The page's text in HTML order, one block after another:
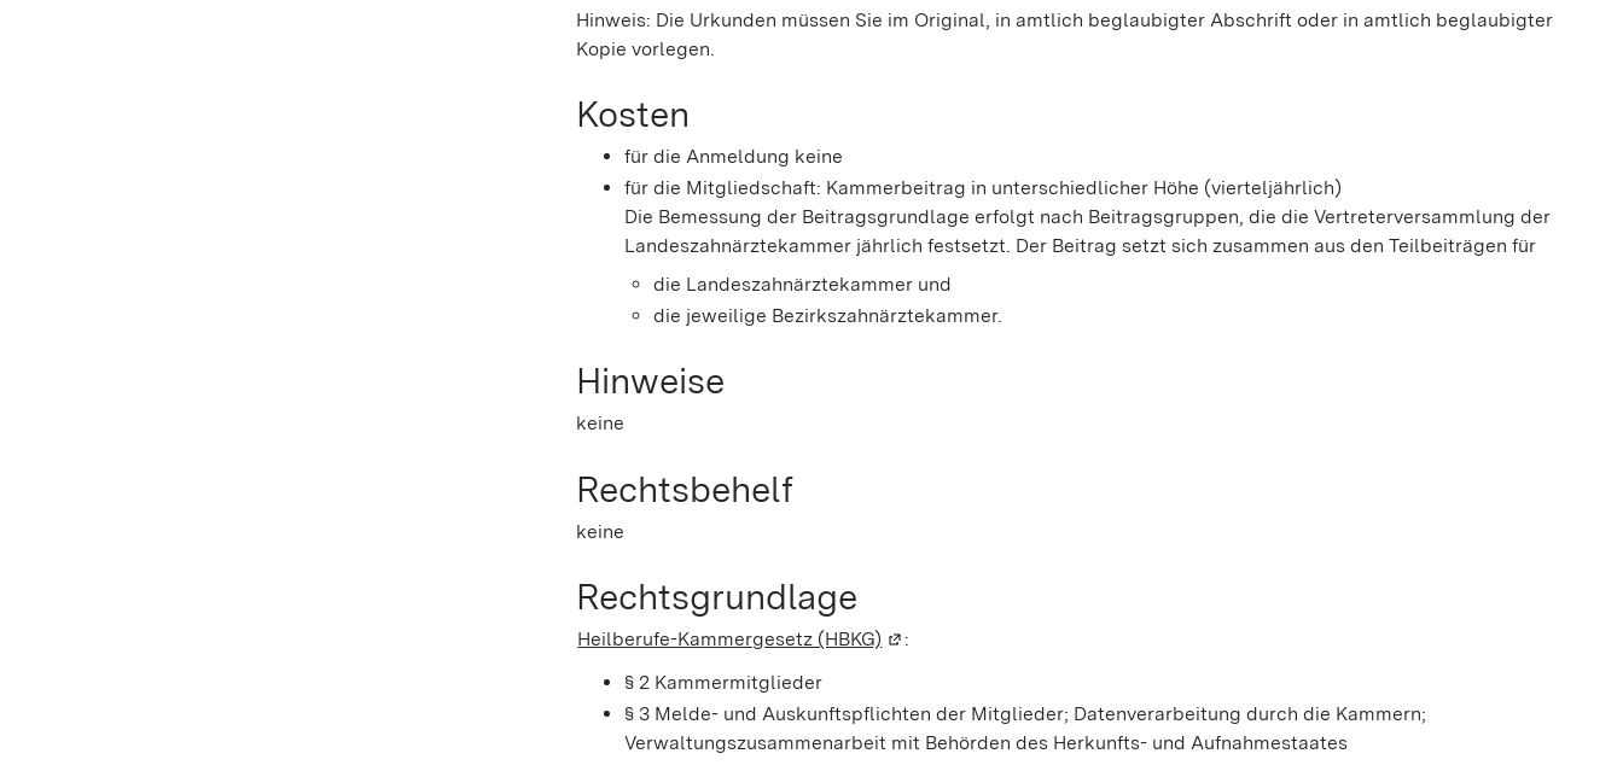
Hinweis: Die Urkunden müssen Sie im Original, in amtlich beglaubigter Abschrift oder in amtlich beglaubigter
Kopie vorlegen.
Kosten
für die Anmeldung keine
für die Mitgliedschaft: Kammerbeitrag in unterschiedlicher Höhe (vierteljährlich)
Die Bemessung der Beitragsgrundlage erfolgt nach Beitragsgruppen, die die Vertreterversammlung der
Landeszahnärztekammer jährlich festsetzt. Der Beitrag setzt sich zusammen aus den Teilbeiträgen für
die Landeszahnärztekammer und
die jeweilige Bezirkszahnärztekammer.
Hinweise
keine
Rechtsbehelf
keine
Rechtsgrundlage
Heilberufe-Kammergesetz (HBKG) (Wird in einem neuen Fenster geöffnet)
:
§ 2 Kammermitglieder
§ 3 Melde- und Auskunftspflichten der Mitglieder; Datenverarbeitung durch die Kammern;
Verwaltungszusammenarbeit mit Behörden des Herkunfts- und Aufnahmestaates